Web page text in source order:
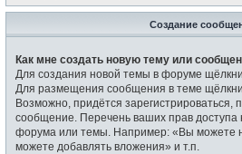
Создание
Как мне создать новую тему или
Для создания новой темы в форуме
Для размещения сообщения в теме
Возможно, придётся зарегистрироваться,
сообщение. Перечень ваших прав доступа
форума или темы. Например: «Вы можете
можете добавлять вложения» и т.п.